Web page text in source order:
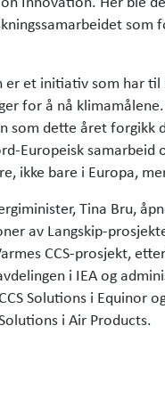
som
et initiativ som har
for å nå
som dette året forgikk
Europeisk
ikke bare i Europa,
Tina Bru,
av Langskip-
CCS-prosjekt,
i IEA og
Solutions i Equinor
i Air Products.